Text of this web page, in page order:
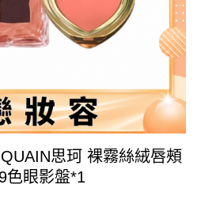
思珂 裸霧絲絨唇頰
色眼影盤*1